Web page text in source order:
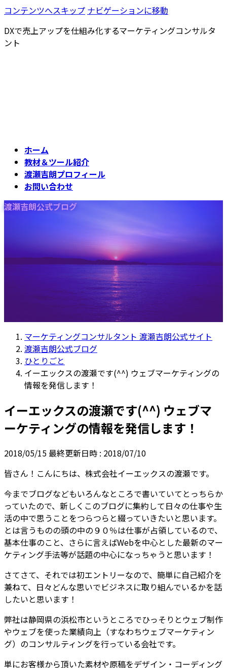
コンテンツへスキップ ナビゲーションに移動
DXで売上アップを仕組み化するマーケティングコンサルタ
ント
ホーム
教材＆ツール紹介
渡瀬吉朗プロフィール
お問い合わせ
渡瀬吉朗公式ブログ
マーケティングコンサルタント 渡瀬吉朗公式サイト
渡瀬吉朗公式ブログ
ひとりごと
イーエックスの渡瀬です(^^) ウェブマーケティングの
情報を発信します！
イーエックスの渡瀬です(^^) ウェブマ
ーケティングの情報を発信します！
2018/05/15最終更新日時 : 2018/07/10
皆さん！こんにちは、株式会社イーエックスの渡瀬です。
今までブログなどもいろんなところで書いていてとっちらか
っていたので、新しくこのブログに集約して日々の仕事や生
活の中で思うことをつらつらと綴っていきたいと思います。
とは言うものの頭の中の９０％は仕事が占領しているので、
基本仕事のこと、さらに言えばWebを中心とした最新のマー
ケティング手法等が話題の中心になっちゃうと思います！
さてさて、それでは初エントリーなので、簡単に自己紹介を
兼ねて、日々どんな思いでビジネスに取り組んでいるかを話
したいと思います！
弊社は静岡県の浜松市というところでひっそりとウェブ制作
やウェブを使った業績向上（すなわちウェブマーケティン
グ）のコンサルティングを行っている会社です。
単にお客様から頂いた素材や原稿をデザイン・コーディング